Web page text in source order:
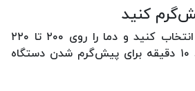
حالت Convection را انتخاب کنید و دما را روی ۲۰۰ تا ۲۲۰
درجه قرار دهید. حدود ۱۰ دقیقه برای پیش‌گرم شدن دستگاه